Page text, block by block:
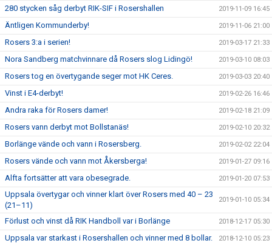
280 stycken såg derbyt RIK-SIF i Rosershallen 2019-11-09 16:45
Äntligen Kommunderby! 2019-11-06 21:00
Rosers 3:a i serien! 2019-03-17 21:33
Nora Sandberg matchvinnare då Rosers slog Lidingö! 2019-03-10 08:03
Rosers tog en övertygande seger mot HK Ceres. 2019-03-03 20:40
Vinst i E4-derbyt! 2019-02-26 16:46
Andra raka för Rosers damer! 2019-02-18 21:09
Rosers vann derbyt mot Bollstanäs! 2019-02-10 20:32
Borlänge vände och vann i Rosersberg. 2019-02-02 22:04
Rosers vände och vann mot Åkersberga! 2019-01-27 09:16
Alfta fortsätter att vara obesegrade. 2019-01-20 07:53
Uppsala övertygar och vinner klart över Rosers med 40 – 23
(21–11)
2019-01-10 05:34
Förlust och vinst då RIK Handboll var i Borlänge 2018-12-17 05:30
Uppsala var starkast i Rosershallen och vinner med 8 bollar. 2018-12-10 05:23